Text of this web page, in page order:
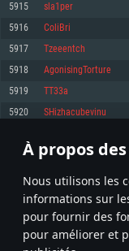
À propos
Nous utilisons les
informations sur
pour fournir des
pour améliorer et
Recommandée
1060 et plus, Radeon RX
Disque dur: 75.9 Go
Recommandée
OS: Mac OS Big Sur 11.0
Processeur: Core i7 (Les
Mémoire: 8 GB
Carte graphique: Radeon
Disque dur: 62,2 Go
Recommandée
OS: Ubuntu 20.04 64bit
Processeur: Intel Core i7
Mémoire: 8 GB
Carte graphique: NVIDIA
6 mois et supportant
Connection: Connexion
Disque dur: 60,2 Go
5915 sla1per
5916 ColiBri
5917 Tzeeentch
5918 AgonisingTorture
5919 TT33a
5920 SHizhacubevinu
* Classement mis à jour